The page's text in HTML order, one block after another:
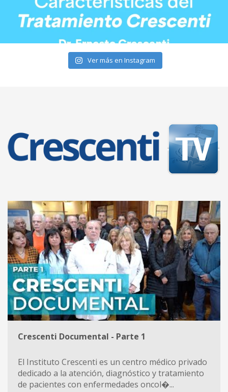
Ver más en Instagram
Crescenti Documental - Parte 1
El Instituto Crescenti es un centro médico privado
dedicado a la atención, diagnóstico y tratamiento
de pacientes con enfermedades oncol�...